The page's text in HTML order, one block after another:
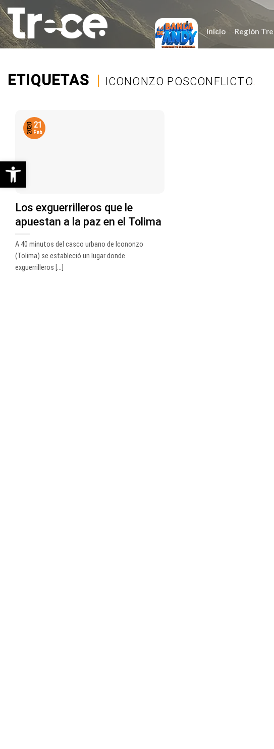
Saltar
al
contenido
Inicio Región
ETIQUETAS | ICONONZO POSCONFLICTO.
Los exguerrilleros que le
apuestan a la paz en el Tolima
A 40 minutos del casco urbano de Icononzo
(Tolima) se estableció un lugar donde
exguerrilleros [...]
21
Feb
2020
Abrir barra de herramientas